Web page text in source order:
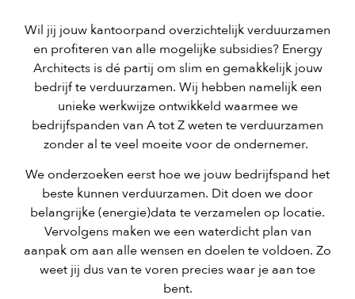
Wil jij jouw kantoorpand overzichtelijk verduurzamen
en profiteren van alle mogelijke subsidies? Energy
Architects is dé partij om slim en gemakkelijk jouw
bedrijf te verduurzamen. Wij hebben namelijk een
unieke werkwijze ontwikkeld waarmee we
bedrijfspanden van A tot Z weten te verduurzamen
zonder al te veel moeite voor de ondernemer.
We onderzoeken eerst hoe we jouw bedrijfspand het
beste kunnen verduurzamen. Dit doen we door
belangrijke (energie)data te verzamelen op locatie.
Vervolgens maken we een waterdicht plan van
aanpak om aan alle wensen en doelen te voldoen. Zo
weet jij dus van te voren precies waar je aan toe
bent.